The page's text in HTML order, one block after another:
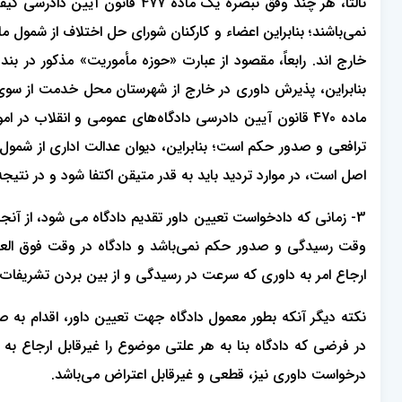
بنابراین، پذیرش داوری در خارج از شهرستان محل خدمت از
ترافعی و صدور حکم است؛ بنابراین، دیوان عدالت اداری از
اصل است، در موارد تردید باید به قدر متیقن اکتفا شود و در
3- زمانی که دادخواست تعیین داور تقدیم دادگاه می شود،
وقت رسیدگی و صدور حکم نمی‌باشد و دادگاه در وقت فوق
ارجاع امر به داوری که سرعت در رسیدگی و از بین بردن
نکته دیگر آنکه بطور معمول دادگاه جهت تعیین داور، اقدام به
در فرضی که دادگاه بنا به هر علتی موضوع را غیرقابل ارجاع
درخواست داوری نیز، قطعی و غیرقابل اعتراض می‌باشد.